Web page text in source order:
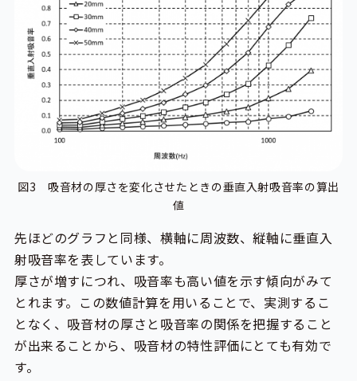
図3 吸音材の厚さを変化させたときの垂直入射吸音率の算出
値
先ほどのグラフと同様、横軸に周波数、縦軸に垂直入
射吸音率を表しています。
厚さが増すにつれ、吸音率も高い値を示す傾向がみて
とれます。この数値計算を用いることで、実測するこ
となく、吸音材の厚さと吸音率の関係を把握すること
が出来ることから、吸音材の特性評価にとても有効で
す。